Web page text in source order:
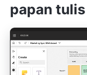
papan tulis